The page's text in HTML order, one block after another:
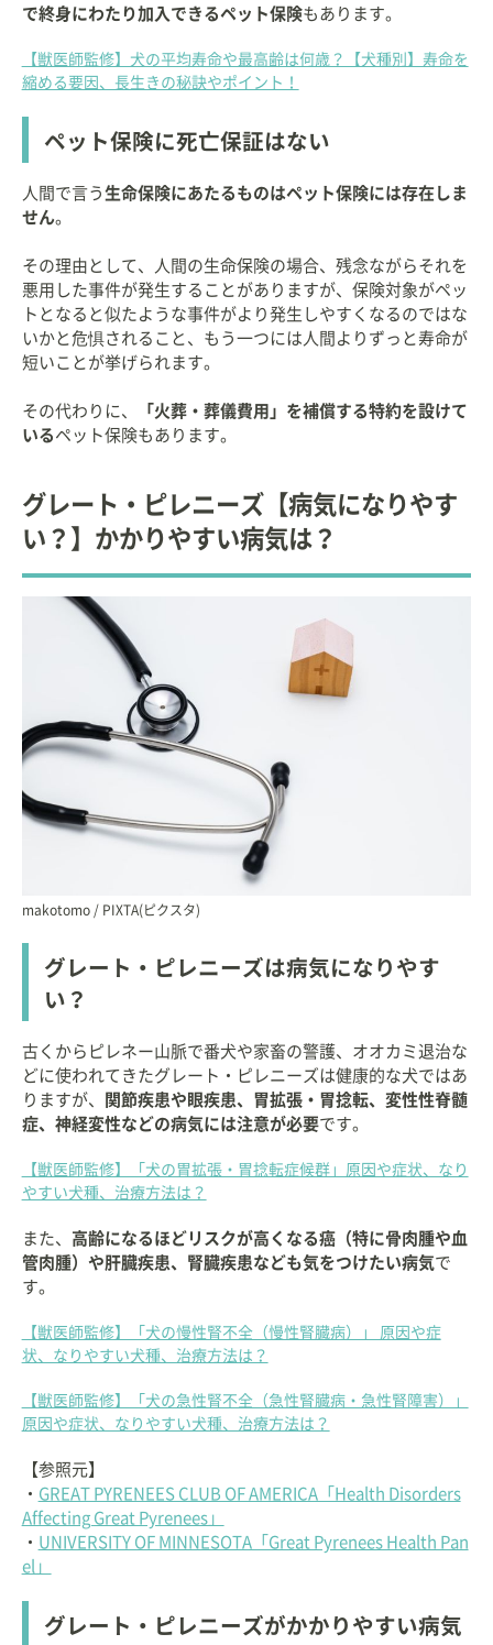
で終身にわたり加入できるペット保険もあります。
【獣医師監修】犬の平均寿命や最高齢は何歳？【犬種別】寿命を
縮める要因、長生きの秘訣やポイント！
ペット保険に死亡保証はない
人間で言う 生命保険にあたるものはペット保険には存在しま
せん。
その理由として、人間の生命保険の場合、残念ながらそれを
悪用した事件が発生することがありますが、保険対象がペッ
トとなると似たような事件がより発生しやすくなるのではな
いかと危惧されること、もう一つには人間よりずっと寿命が
短いことが挙げられます。
その代わりに、
「火葬・葬儀費用」を補償する特約を設けて
いる ペット保険もあります。
グレート・ピレニーズ【病気になりやす
い？】かかりやすい病気は？
makotomo / PIXTA(ピクスタ)
グレート・ピレニーズは病気になりやす
い？
古くからピレネー山脈で番犬や家畜の警護、オオカミ退治な
どに使われてきたグレート・ピレニーズは健康的な犬ではあ
りますが、
関節疾患や眼疾患、胃拡張・胃捻転、変性性脊髄
症、神経変性などの病気には注意が必要です。
【獣医師監修】「犬の胃拡張・胃捻転症候群」原因や症状、なり
やすい犬種、治療方法は？
また、 高齢になるほどリスクが高くなる癌（特に骨肉腫や血
管肉腫）や肝臓疾患、腎臓疾患なども気をつけたい病気で
す。
【獣医師監修】「犬の慢性腎不全（慢性腎臓病）」 原因や症
状、なりやすい犬種、治療方法は？
【獣医師監修】「犬の急性腎不全（急性腎臓病・急性腎障害）」
原因や症状、なりやすい犬種、治療方法は？
【参照元】
・ GREAT PYRENEES CLUB OF AMERICA「Health Disorders
Affecting Great Pyrenees」
・ UNIVERSITY OF MINNESOTA「Great Pyrenees Health Pan
el」
グレート・ピレニーズがかかりやすい病気